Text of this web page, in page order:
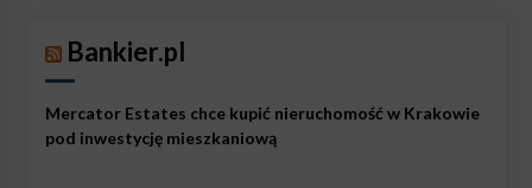
Bankier.pl
Mercator Estates chce kupić nieruchomość w Krakowie
pod inwestycję mieszkaniową